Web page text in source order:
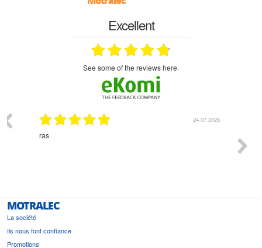
Excellent
see some of the reviews here.
24.07.2026
ras
MOTRALEC
La société
Ils nous font confiance
Promotions